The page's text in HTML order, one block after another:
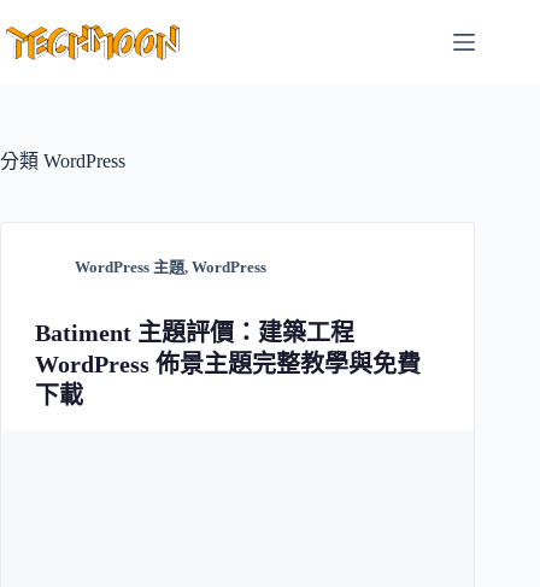
至
容
分類 WordPress
WordPress 主題, WordPress
Batiment 主題評價：建築工程
WordPress 佈景主題完整教學與免費
下載